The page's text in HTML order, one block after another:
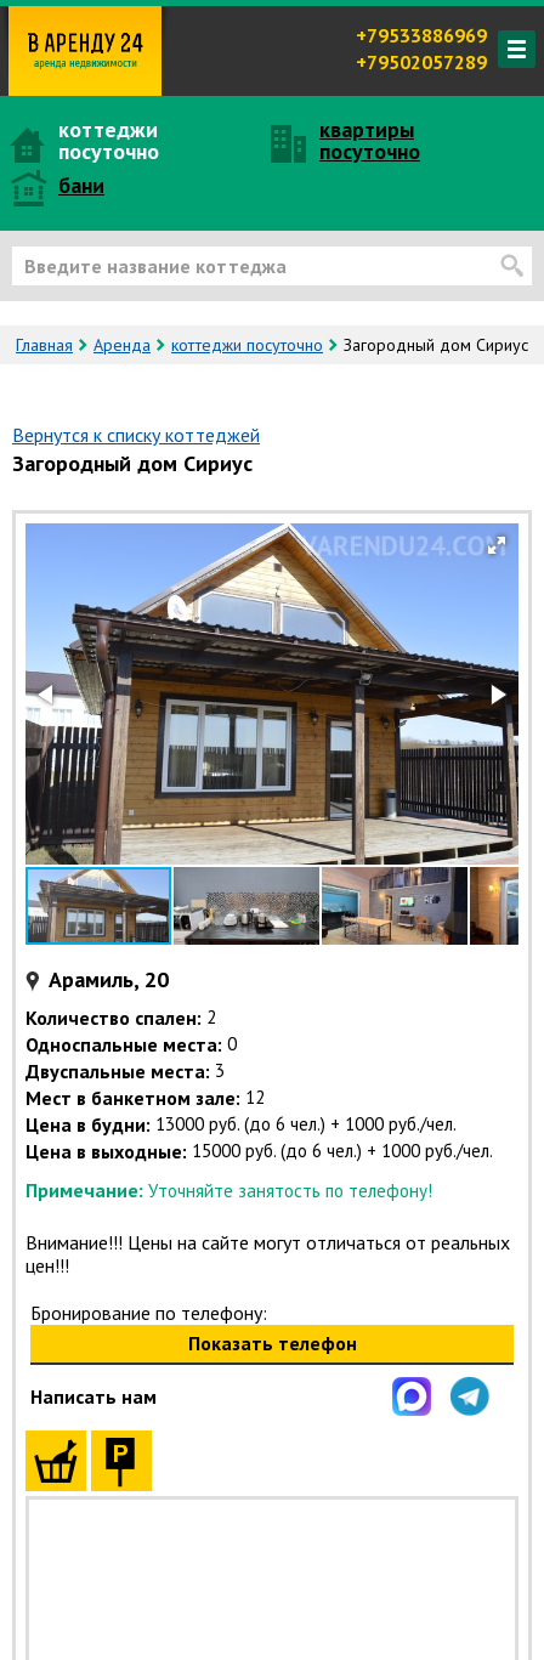
+79533886969
+79502057289
коттеджи
посуточно
квартиры
посуточно
бани
Главная Аренда коттеджи посуточно Загородный дом Сириус
Вернутся к списку коттеджей
Загородный дом Сириус
Арамиль, 20
Количество спален: 2
Односпальные места: 0
Двуспальные места: 3
Мест в банкетном зале: 12
Цена в будни: 13000 руб. (до 6 чел.) + 1000 руб./чел.
Цена в выходные: 15000 руб. (до 6 чел.) + 1000 руб./чел.
Примечание: Уточняйте занятость по телефону!
Внимание!!! Цены на сайте могут отличаться от реальных
цен!!!
Бронирование по телефону:
Показать телефон
Написать нам